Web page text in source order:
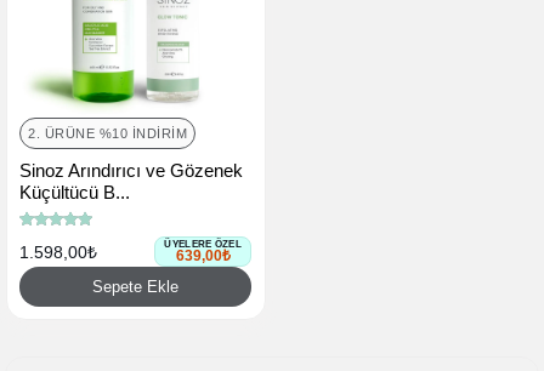
2. ÜRÜNE %10 İNDIRIM
Sinoz Arındırıcı ve Gözenek
Küçültücü B...
1.598,00₺ ÜYELERE ÖZEL
639,00₺
Sepete Ekle